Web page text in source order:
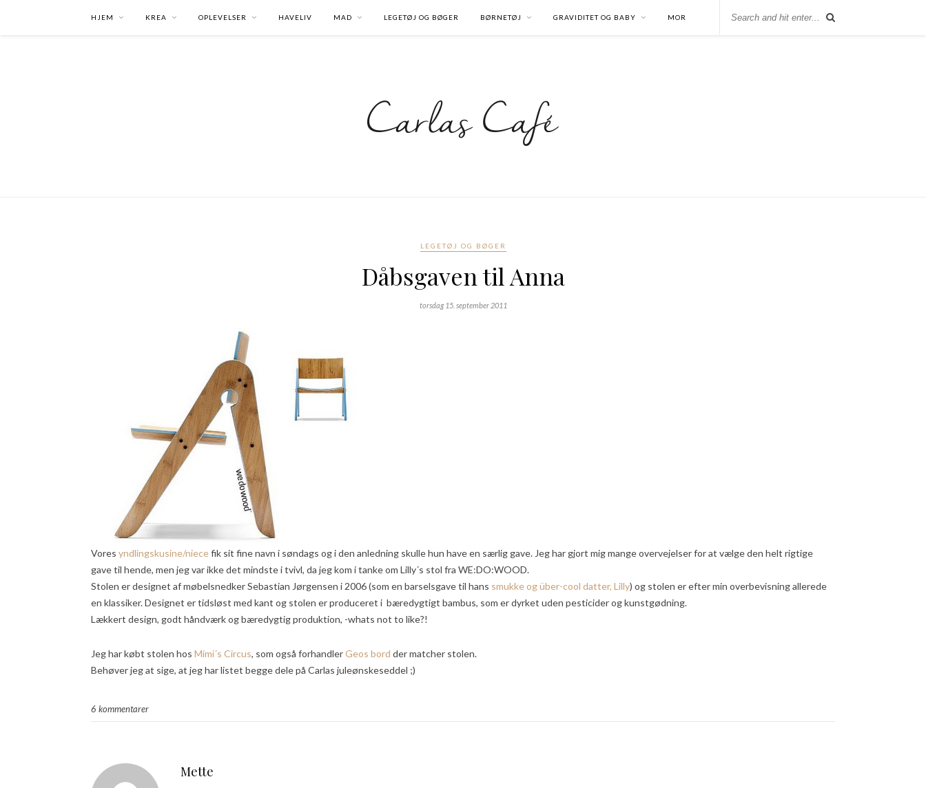
HJEM KREA OPLEVELSER HAVELIV MAD LEGETØJ OG BØGER BØRNETØJ GRAVIDITET OG BABY MOR
LEGETØJ OG BØGER
Dåbsgaven til Anna
torsdag 15. september 2011
Vores yndlingskusine/niecefik sit fine navn i søndags og i den anledning skulle hun have en særlig gave. Jeg har gjort mig mange overvejelser for at vælge den helt rigtige
gave til hende, men jeg var ikke det mindste i tvivl, da jeg kom i tanke om Lilly´s stol fra WE:DO:WOOD.
Stolen er designet af møbelsnedker Sebastian Jørgensen i 2006 (som en barselsgave til hans smukke og über-cool datter, Lilly) og stolen er efter min overbevisning allerede
en klassiker. Designet er tidsløst med kant og stolen er produceret i bæredygtigt bambus, som er dyrket uden pesticider og kunstgødning.
Lækkert design, godt håndværk og bæredygtig produktion, -whats not to like?!
Jeg har købt stolen hos Mimi´s Circus, som også forhandlerGeos bord der matcher stolen.
Behøver jeg at sige, at jeg har listet begge dele på Carlas juleønskeseddel ;)
6 kommentarer
Mette